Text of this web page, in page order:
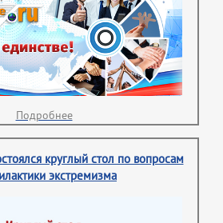
Подробнее
круглый стол по вопросам
экстремизма